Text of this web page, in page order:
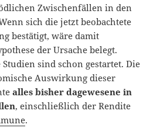
Zwischenfällen in den
sich die jetzt beobachtete
bestätigt, wäre damit
der Ursache belegt.
sind schon gestartet. Die
Auswirkung dieser
alles bisher dagewesene in
, einschließlich der Rendite
.